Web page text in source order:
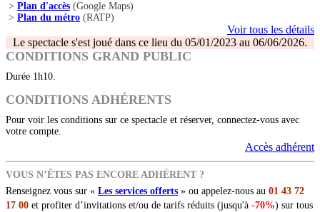
> Plan d'accès (Google Maps)
> Plan du métro (RATP)
Voir tous les détails
Le spectacle s'est joué dans ce lieu du 05/01/2023 au 06/06/2026.
CONDITIONS GRAND PUBLIC
Durée 1h10.
CONDITIONS ADHÉRENTS
Pour voir les conditions sur ce spectacle et réserver, connectez-vous avec
votre compte.
Accès adhérent
VOUS N’ÊTES PAS ENCORE ADHÉRENT ?
Renseignez vous sur « Les services offerts » ou appelez-nous au 01 43 72
17 00 et profiter d’invitations et/ou de tarifs réduits (jusqu'à -70%) sur tous